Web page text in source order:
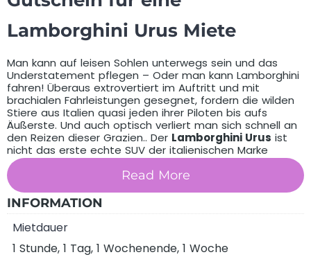
Lamborghini Urus Miete
Man kann auf leisen Sohlen unterwegs sein und das
Understatement pflegen – Oder man kann Lamborghini
fahren! Überaus extrovertiert im Auftritt und mit
brachialen Fahrleistungen gesegnet, fordern die wilden
Stiere aus Italien quasi jeden ihrer Piloten bis aufs
Äußerste. Und auch optisch verliert man sich schnell an
den Reizen dieser Grazien.. Der Lamborghini Urus ist
nicht das erste echte SUV der italienischen Marke
sondern bringt auch alle Zutaten für einen
standesgemäßen Auftritt mit!
Was beinhaltet dieser Gutschein?
Read More
INFORMATION
Mietdauer
1 Stunde, 1 Tag, 1 Wochenende, 1 Woche